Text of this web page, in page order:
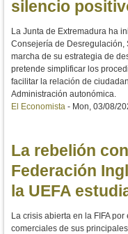
silencio
La Junta de Extremadura ha
Consejería de Desregulación,
marcha de su estrategia de
pretende simplificar los
facilitar la relación de
Administración autonómica.
El Economista - Mon, 03/08/
La rebelión
Federación
la UEFA
La crisis abierta en la FIFA
comerciales de sus